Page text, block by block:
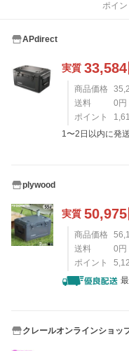
ポイ
APdirect
実質 33,584
商品価格
送料
0 円
ポイント
1〜2日以内に発
plywood
実質 50,975
商品価格
送料
0 円
ポイント
クレールオンラインショッ